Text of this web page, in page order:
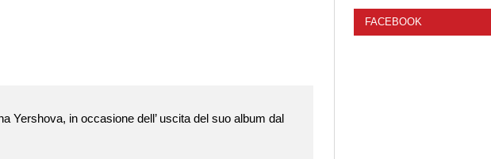
Yershova, in occasione dell’ uscita del suo album dal
FACEBOOK